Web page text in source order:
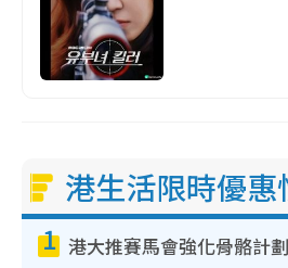
港生活限時優惠
1